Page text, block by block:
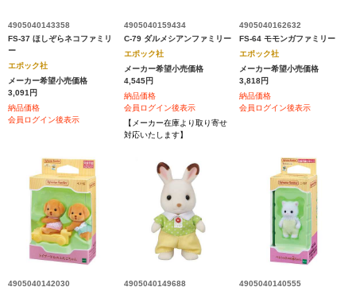
4905040143358
FS-37 ほしぞらネコファミリ
ー
エポック社
メーカー希望小売価格
3,091円
納品価格
会員ログイン後表示
4905040159434
C-79 ダルメシアンファミリー
エポック社
メーカー希望小売価格
4,545円
納品価格
会員ログイン後表示
【メーカー在庫より取り寄せ
対応いたします】
4905040162632
FS-64 モモンガファミリー
エポック社
メーカー希望小売価格
3,818円
納品価格
会員ログイン後表示
4905040142030
4905040149688
4905040140555